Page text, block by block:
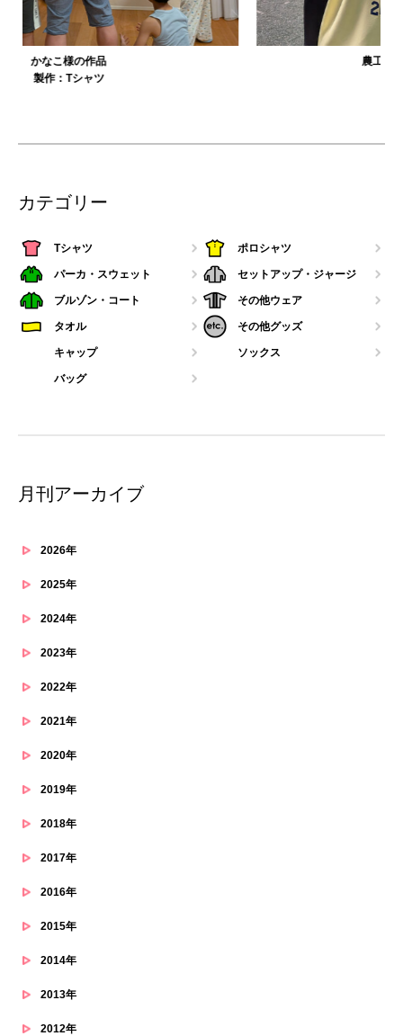
カテゴリー
Tシャツ ポロシャツ
パーカ・スウェット セットアップ・ジャージ
ブルゾン・コート その他ウェア
タオル その他グッズ
キャップ ソックス
バッグ
月刊アーカイブ
2026年
2025年
2024年
2023年
2022年
2021年
2020年
2019年
2018年
2017年
2016年
2015年
2014年
2013年
2012年